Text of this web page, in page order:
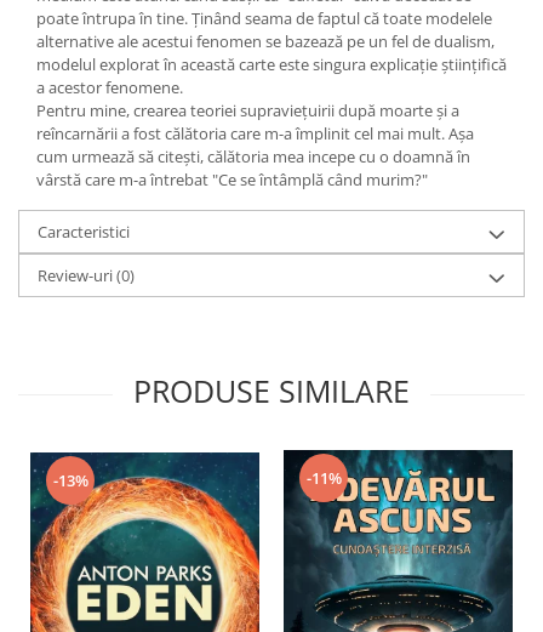
poate întrupa în tine. Ţinând seama de faptul că toate modelele
alternative ale acestui fenomen se bazează pe un fel de dualism,
modelul explorat în această carte este singura explicaţie ştiinţifică
a acestor fenomene.
Pentru mine, crearea teoriei supravieţuirii după moarte şi a
reîncarnării a fost călătoria care m-a împlinit cel mai mult. Aşa
cum urmează să citeşti, călătoria mea incepe cu o doamnă în
vârstă care m-a întrebat "Ce se întâmplă când murim?"
Caracteristici
Review-uri(0)
PRODUSE SIMILARE
-13% -11%